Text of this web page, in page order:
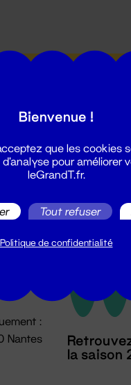
→ 18h
:
Nantes
la saison
Bienvenue !
que les cookies
pour améliorer
leGrandT.fr.
Tout refuser
Politique de confidentialité